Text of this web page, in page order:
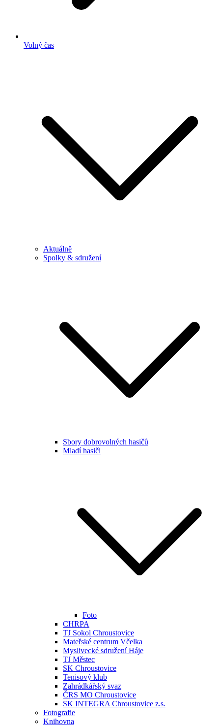
Volný čas
Aktuálně
Spolky & sdružení
Sbory dobrovolných hasičů
Mladí hasiči
Foto
CHRPA
TJ Sokol Chroustovice
Mateřské centrum Včelka
Myslivecké sdružení Háje
TJ Městec
SK Chroustovice
Tenisový klub
Zahrádkářský svaz
ČRS MO Chroustovice
SK INTEGRA Chroustovice z.s.
Fotografie
Knihovna